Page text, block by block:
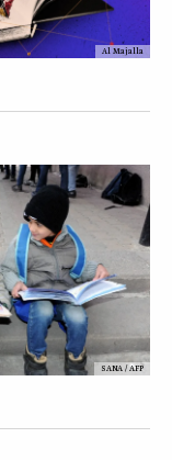
Al Majalla
SANA / AFP